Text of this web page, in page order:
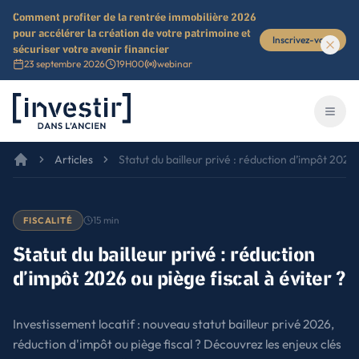
Comment profiter de la rentrée immobilière 2026
pour accélérer la création de votre patrimoine et
sécuriser votre avenir financier
23 septembre 2026 19H00 webinar
Inscrivez-vous
Investir dans l'ancien
Articles Statut du bailleur privé : réduction d’impôt
FISCALITÉ 15min
Statut du bailleur privé : réduction
d’impôt 2026 ou piège fiscal à éviter ?
Investissement locatif : nouveau statut bailleur privé 2026,
réduction d'impôt ou piège fiscal ? Découvrez les enjeux clés